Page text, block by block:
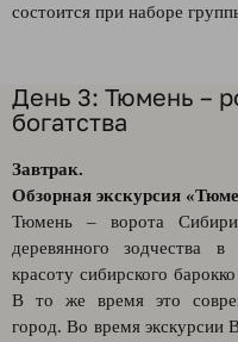
состоится при наборе
День 3: Тюмень –
богатства
Завтрак.
Обзорная экскурсия
Тюмень – ворота
деревянного зодчества
красоту сибирского
В то же время это
город. Во время экскурсии